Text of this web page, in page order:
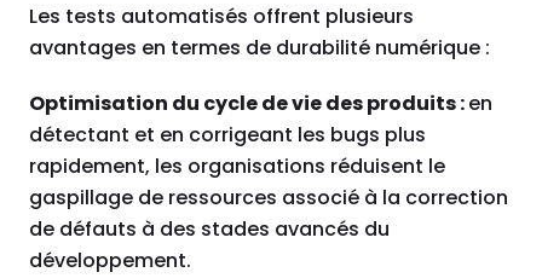
Les tests automatisés offrent plusieurs
avantages en termes de durabilité numérique :
Optimisation du cycle de vie des produits :en
détectant et en corrigeant les bugs plus
rapidement, les organisations réduisent le
gaspillage de ressources associé à la correction
de défauts à des stades avancés du
développement.